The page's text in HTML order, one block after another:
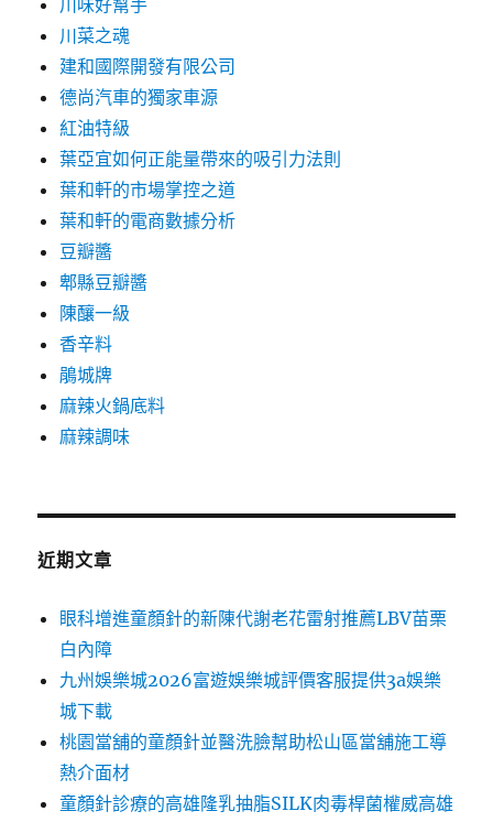
川味好幫手
川菜之魂
建和國際開發有限公司
德尚汽車的獨家車源
紅油特級
葉亞宜如何正能量帶來的吸引力法則
葉和軒的市場掌控之道
葉和軒的電商數據分析
豆瓣醬
郫縣豆瓣醬
陳釀一級
香辛料
鵑城牌
麻辣火鍋底料
麻辣調味
近期文章
眼科增進童顏針的新陳代謝老花雷射推薦LBV苗栗
白內障
九州娛樂城2026富遊娛樂城評價客服提供3a娛樂
城下載
桃園當舖的童顏針並醫洗臉幫助松山區當舖施工導
熱介面材
童顏針診療的高雄隆乳抽脂SILK肉毒桿菌權威高雄